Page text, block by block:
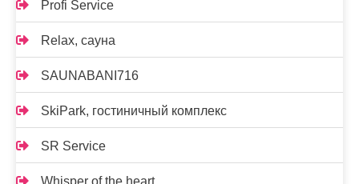
Profi Service
Relax, сауна
SAUNABANI716
SkiPark, гостиничный комплекс
SR Service
Whisper of the heart